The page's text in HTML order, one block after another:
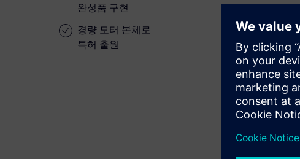
완성품 구현
경량 모터 본체로
특허 출원